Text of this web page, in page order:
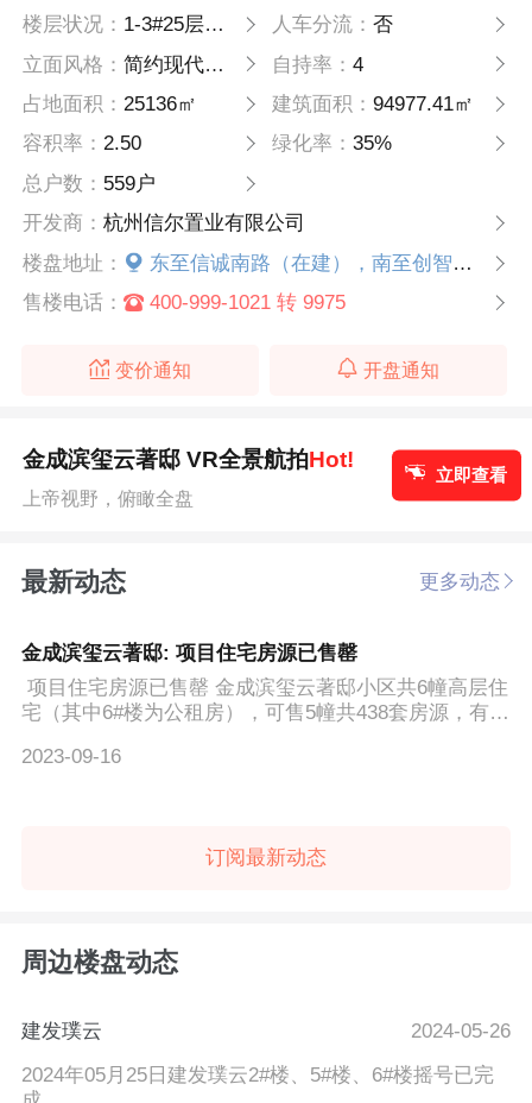
楼层状况： 1-3#25层、4#、5#21层，6#17层（公租房） 人车分流： 否
立面风格：简约现代风格 自持率： 4
占地面积：25136㎡ 建筑面积： 94977.41㎡
容积率：2.50 绿化率： 35%
总户数： 559户
开发商：杭州信尔置业有限公司
楼盘地址：
东至信诚南路（在建），南至创智街（在建），西至诚业南路（在建），北至...
售楼电话：
400-999-1021 转 9975
变价通知 开盘通知
金成滨玺云著邸 VR全景航拍Hot!
上帝视野，俯瞰全盘
立即查看
最新动态 更多动态
金成滨玺云著邸: 项目住宅房源已售罄
项目住宅房源已售罄 金成滨玺云著邸小区共6幢高层住
宅（其中6#楼为公租房），可售5幢共438套房源，有建
2023-09-16
订阅最新动态
周边楼盘动态
建发璞云
2024-05-26
2024年05月25日建发璞云2#楼、5#楼、6#楼摇号已完